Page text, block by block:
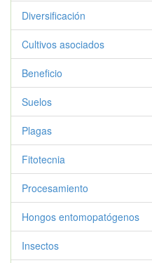
Diversificación
Cultivos asociados
Beneficio
Suelos
Plagas
Fitotecnia
Procesamiento
Hongos entomopatógenos
Insectos